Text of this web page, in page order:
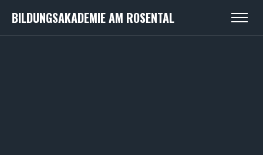
BILDUNGSAKADEMIE AM ROSENTAL